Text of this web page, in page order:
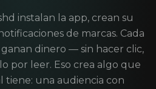
instalan la app, crean su
de marcas. Cada
dinero — sin hacer clic,
por leer. Eso crea algo que
tiene: una audiencia con